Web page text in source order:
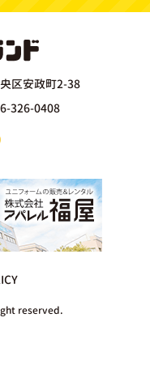
区安政町2-38
326-0408
reserved.